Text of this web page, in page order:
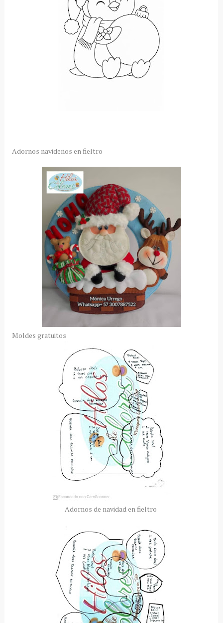
Adornos navideños en fieltro
Moldes gratuitos
Adornos de navidad en fieltro